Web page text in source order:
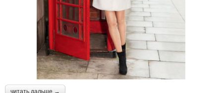
читать дальше →